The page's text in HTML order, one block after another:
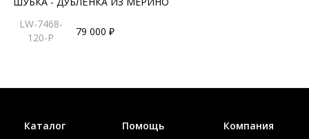
LW-7468-
120-P
79 000 ₽
Каталог
Помощь
Компания